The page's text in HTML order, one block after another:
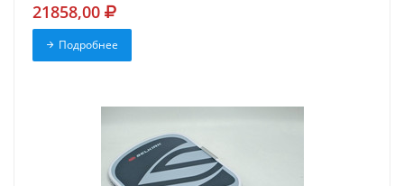
21858,00
Подробнее